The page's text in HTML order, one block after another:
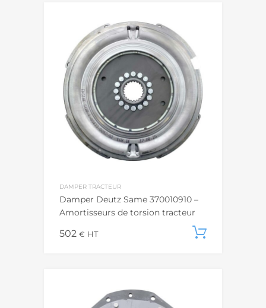
DAMPER TRACTEUR
Damper Deutz Same 370010910 –
Amortisseurs de torsion tracteur
502 € HT